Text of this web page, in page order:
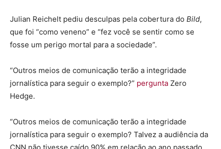
Julian Reichelt pediu desculpas pela cobertura do Bild,
que foi “como veneno” e “fez você se sentir como se
fosse um perigo mortal para a sociedade”.
“Outros meios de comunicação terão a integridade
jornalística para seguir o exemplo?” pergunta Zero
Hedge.
“Outros meios de comunicação terão a integridade
jornalística para seguir o exemplo? Talvez a audiência da